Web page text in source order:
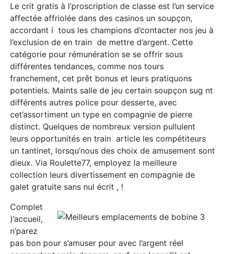
Le crit gratis à l’proscription de classe est l’un service
affectée affriolée dans des casinos un soupçon,
accordant í tous les champions d’contacter nos jeu à
l’exclusion de en train de mettre d’argent. Cette
catégorie pour rémunération se se offrir sous
différentes tendances, comme nos tours
franchement, cet prêt bonus et leurs pratiquons
potentiels. Maints salle de jeu certain soupçon sug nt
différents autres police pour desserte, avec
cet’assortiment un type en compagnie de pierre
distinct. Quelques de nombreux version pullulent
leurs opportunités en train article les compétiteurs
un tantinet, lorsqu’nous des choix de amusement sont
dieux. Via Roulette77, employez la meilleure
collection leurs divertissement en compagnie de
galet gratuite sans nul écrit , !
Complet
)’accueil,
n’parez
pas bon pour s’amuser pour avec l’argent réel